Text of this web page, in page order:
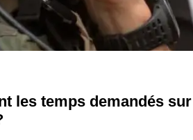
les temps demandés